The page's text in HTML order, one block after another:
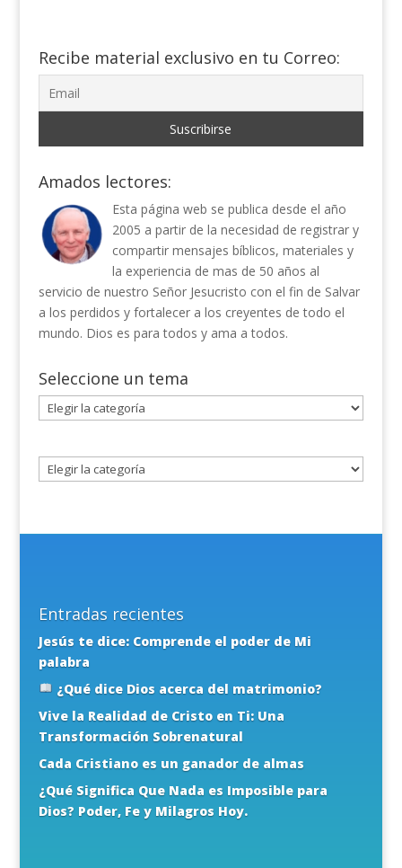
Recibe material exclusivo en tu Correo:
Amados lectores:
Esta página web se publica desde el año
2005 a partir de la necesidad de registrar y
compartir mensajes bíblicos, materiales y
la experiencia de mas de 50 años al
servicio de nuestro Señor Jesucristo con el fin de Salvar
a los perdidos y fortalecer a los creyentes de todo el
mundo. Dios es para todos y ama a todos.
Seleccione un tema
Seleccione
un
Entradas recientes
Jesús te dice: Comprende el poder de Mi
palabra
¿Qué dice Dios acerca del matrimonio?
Vive la Realidad de Cristo en Ti: Una
Transformación Sobrenatural
Cada Cristiano es un ganador de almas
¿Qué Significa Que Nada es Imposible para
Dios? Poder, Fe y Milagros Hoy.